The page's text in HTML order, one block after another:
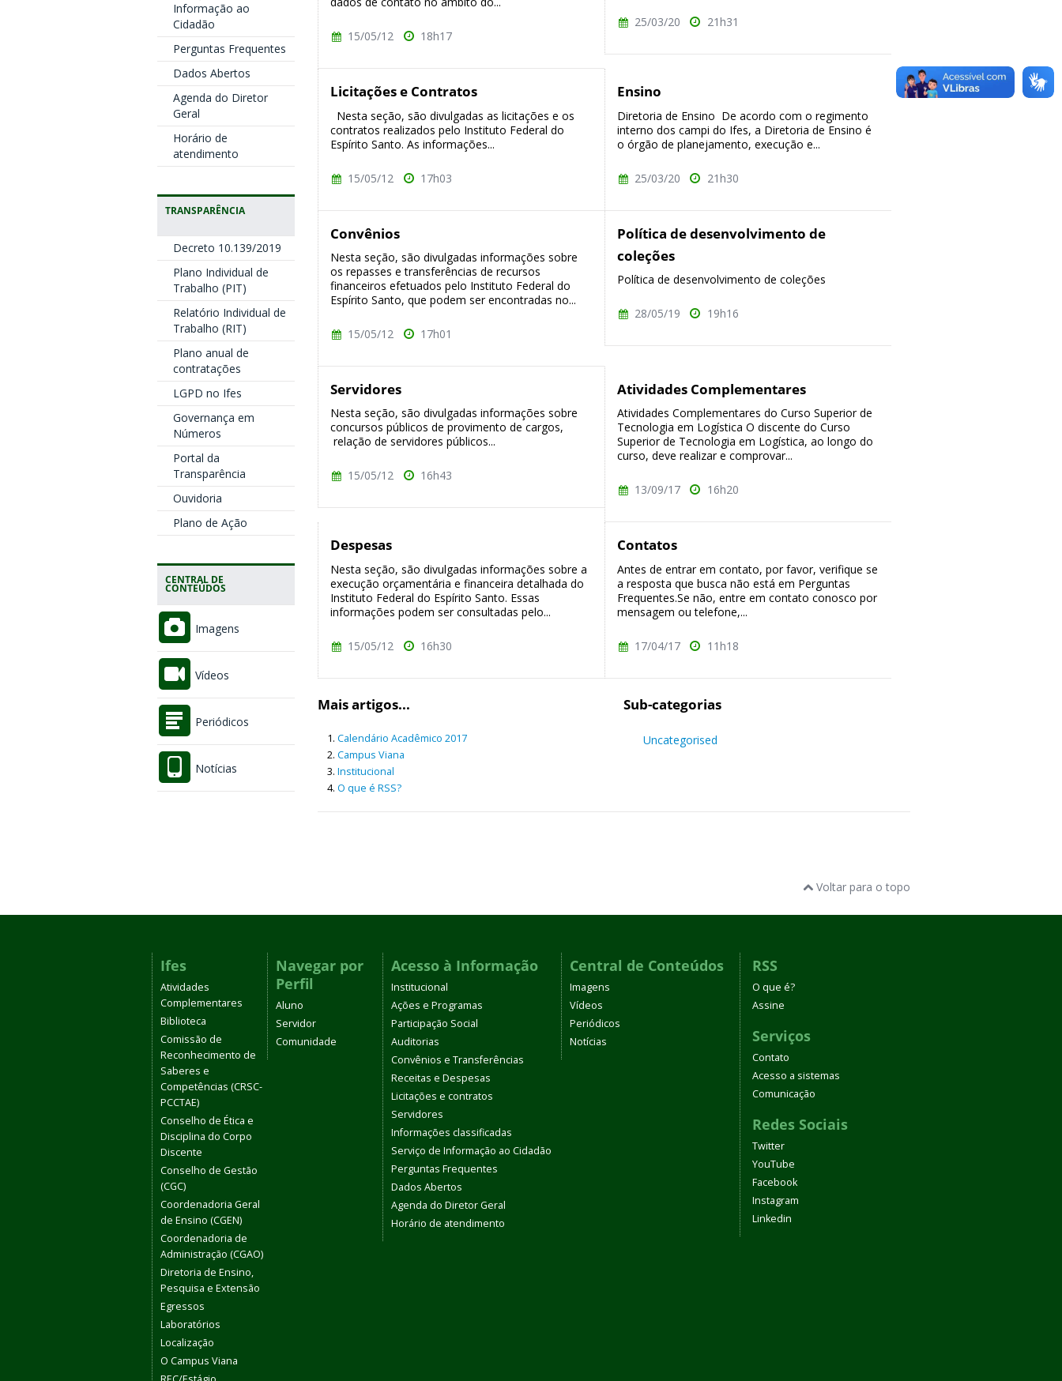
Informação ao
Cidadão
Perguntas Frequentes
Dados Abertos
Agenda do Diretor
Geral
Horário de
atendimento
TRANSPARÊNCIA
Decreto 10.139/2019
Plano Individual de
Trabalho (PIT)
Relatório Individual de
Trabalho (RIT)
Plano anual de
contratações
LGPD no Ifes
Governança em
Números
Portal da
Transparência
Ouvidoria
Plano de Ação
CENTRAL DE
CONTEÚDOS
Imagens
Vídeos
Periódicos
Notícias
15/05/12 18h17
25/03/20 21h31
Licitações e Contratos
Nesta seção, são divulgadas as licitações e os
contratos realizados pelo Instituto Federal do
Espírito Santo. As informações...
15/05/12 17h03
Ensino
Diretoria de Ensino De acordo com o regimento
interno dos campi do Ifes, a Diretoria de Ensino é
o órgão de planejamento, execução e...
25/03/20 21h30
Convênios
Nesta seção, são divulgadas informações sobre
os repasses e transferências de recursos
financeiros efetuados pelo Instituto Federal do
Espírito Santo, que podem ser encontradas no...
15/05/12 17h01
Política de desenvolvimento de
coleções
Política de desenvolvimento de coleções
28/05/19 19h16
Servidores
Nesta seção, são divulgadas informações sobre
concursos públicos de provimento de cargos,
relação de servidores públicos...
15/05/12 16h43
Atividades Complementares
Atividades Complementares do Curso Superior de
Tecnologia em Logística O discente do Curso
Superior de Tecnologia em Logística, ao longo do
curso, deve realizar e comprovar...
13/09/17 16h20
Despesas
Nesta seção, são divulgadas informações sobre a
execução orçamentária e financeira detalhada do
Instituto Federal do Espírito Santo. Essas
informações podem ser consultadas pelo...
15/05/12 16h30
Contatos
Antes de entrar em contato, por favor, verifique se
a resposta que busca não está em Perguntas
Frequentes.Se não, entre em contato conosco por
mensagem ou telefone,...
17/04/17 11h18
Mais artigos...
Calendário Acadêmico 2017
Campus Viana
Institucional
O que é RSS?
Sub-categorias
Uncategorised
Voltar para o topo
Ifes
Atividades
Complementares
Biblioteca
Comissão de
Reconhecimento de
Saberes e
Competências (CRSC-
PCCTAE)
Conselho de Ética e
Disciplina do Corpo
Discente
Conselho de Gestão
(CGC)
Coordenadoria Geral
de Ensino (CGEN)
Coordenadoria de
Administração (CGAO)
Diretoria de Ensino,
Pesquisa e Extensão
Egressos
Laboratórios
Localização
O Campus Viana
Navegar por
Perfil
Aluno
Servidor
Comunidade
Acesso à Informação
Institucional
Ações e Programas
Participação Social
Auditorias
Convênios e Transferências
Receitas e Despesas
Licitações e contratos
Servidores
Informações classificadas
Serviço de Informação ao Cidadão
Perguntas Frequentes
Dados Abertos
Agenda do Diretor Geral
Horário de atendimento
Central de Conteúdos
Imagens
Vídeos
Periódicos
Notícias
RSS
O que é?
Assine
Serviços
Contato
Acesso a sistemas
Comunicação
Redes Sociais
Twitter
YouTube
Facebook
Instagram
Linkedin